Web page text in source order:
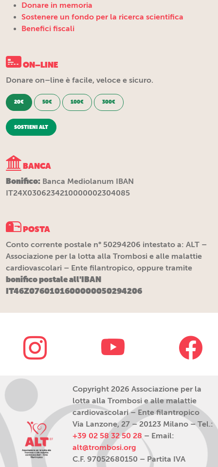
Donare in memoria
Sostenere un fondo per la ricerca scientifica
Benefici fiscali
ON–LINE
Donare on–line è facile, veloce e sicuro.
20€ 50€ 100€ 300€
SOSTIENI ALT
BANCA
Bonifico: Banca Mediolanum IBAN
IT24X0306234210000002304085
POSTA
Conto corrente postale n° 50294206 intestato a: ALT –
Associazione per la lotta alla Trombosi e alle malattie
cardiovascolari – Ente filantropico, oppure tramite
bonifico postale all'IBAN
IT46Z0760101600000050294206
Copyright 2026 Associazione per la
lotta alla Trombosi e alle malattie
cardiovascolari – Ente filantropico
Via Lanzone, 27 – 20123 Milano – Tel.:
+39 02 58 32 50 28 – Email:
alt@trombosi.org
C.F. 97052680150 – Partita IVA